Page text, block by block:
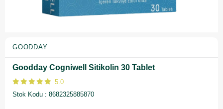
GOODDAY
Goodday Cogniwell Sitikolin 30 Tablet
5.0
Stok Kodu
8682325885870